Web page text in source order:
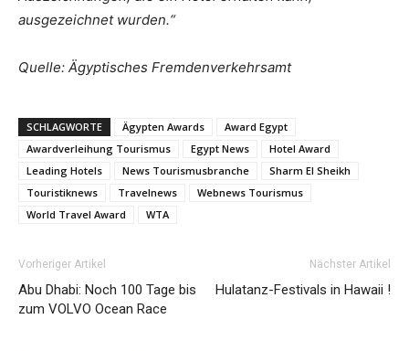
ausgezeichnet wurden.“
Quelle: Ägyptisches Fremdenverkehrsamt
SCHLAGWORTE Ägypten Awards
Award Egypt
Awardverleihung Tourismus
Egypt News
Hotel Award
Leading Hotels
News Tourismusbranche
Sharm El Sheikh
Touristiknews
Travelnews
Webnews Tourismus
World Travel Award
WTA
Vorheriger Artikel
Abu Dhabi: Noch 100 Tage bis
zum VOLVO Ocean Race
Nächster Artikel
Hulatanz-Festivals in Hawaii !